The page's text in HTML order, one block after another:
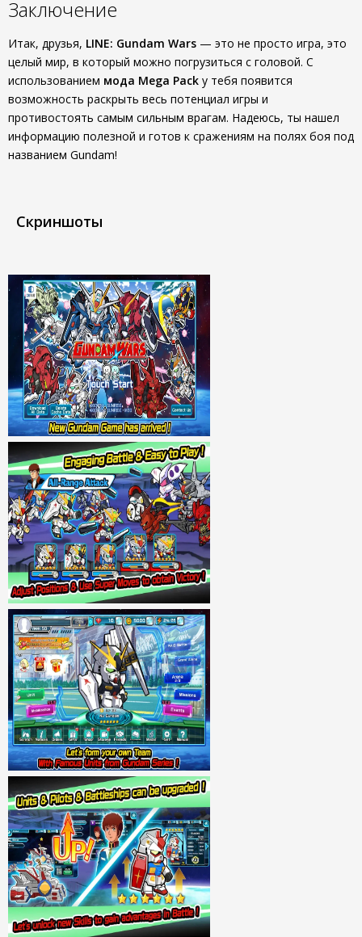
Заключение
Итак, друзья, LINE: Gundam Wars — это не просто игра, это
целый мир, в который можно погрузиться с головой. С
использованием мода Mega Pack у тебя появится
возможность раскрыть весь потенциал игры и
противостоять самым сильным врагам. Надеюсь, ты нашел
информацию полезной и готов к сражениям на полях боя под
названием Gundam!
Скриншоты